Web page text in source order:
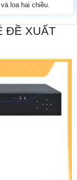
loa hai chiều.
ĐỀ XUẤT